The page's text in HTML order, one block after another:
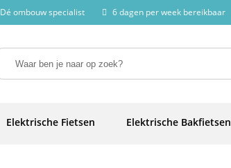
Dé ombouw specialist 6 dagen per week bereikbaar
Elektrische Fietsen Elektrische Bakfietsen